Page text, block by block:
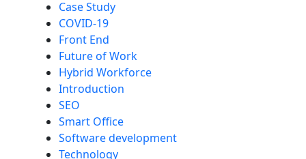
Case Study
COVID-19
Front End
Future of Work
Hybrid Workforce
Introduction
SEO
Smart Office
Software development
Technology